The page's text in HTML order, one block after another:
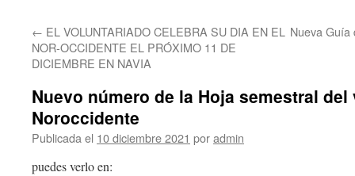
← EL VOLUNTARIADO CELEBRA SU DIA EN EL
NOR-OCCIDENTE EL PRÓXIMO 11 DE
DICIEMBRE EN NAVIA
Nueva Guía
Nuevo número de la Hoja semestral
Noroccidente
Publicada el 10 diciembre 2021 poradmin
puedes verlo en: